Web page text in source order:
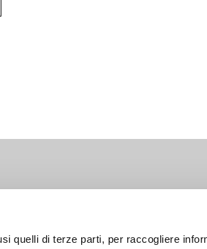
quelli di terze parti, per raccogliere